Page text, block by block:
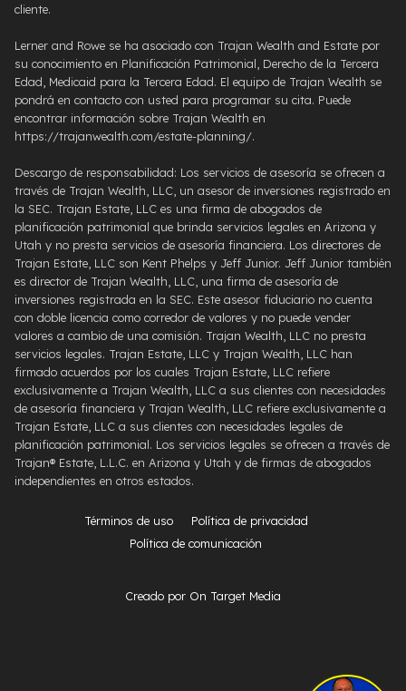
cliente.
Lerner and Rowe se ha asociado con Trajan Wealth and Estate por
su conocimiento en Planificación Patrimonial, Derecho de la Tercera
Edad, Medicaid para la Tercera Edad. El equipo de Trajan Wealth se
pondrá en contacto con usted para programar su cita. Puede
encontrar información sobre Trajan Wealth en
https://trajanwealth.com/estate-planning/.
Descargo de responsabilidad: Los servicios de asesoría se ofrecen a
través de Trajan Wealth, LLC, un asesor de inversiones registrado en
la SEC. Trajan Estate, LLC es una firma de abogados de
planificación patrimonial que brinda servicios legales en Arizona y
Utah y no presta servicios de asesoría financiera. Los directores de
Trajan Estate, LLC son Kent Phelps y Jeff Junior. Jeff Junior también
es director de Trajan Wealth, LLC, una firma de asesoría de
inversiones registrada en la SEC. Este asesor fiduciario no cuenta
con doble licencia como corredor de valores y no puede vender
valores a cambio de una comisión. Trajan Wealth, LLC no presta
servicios legales. Trajan Estate, LLC y Trajan Wealth, LLC han
firmado acuerdos por los cuales Trajan Estate, LLC refiere
exclusivamente a Trajan Wealth, LLC a sus clientes con necesidades
de asesoría financiera y Trajan Wealth, LLC refiere exclusivamente a
Trajan Estate, LLC a sus clientes con necesidades legales de
planificación patrimonial. Los servicios legales se ofrecen a través de
Trajan® Estate, L.L.C. en Arizona y Utah y de firmas de abogados
independientes en otros estados.
Términos de uso
Política de privacidad
Política de comunicación
Creado por On Target Media